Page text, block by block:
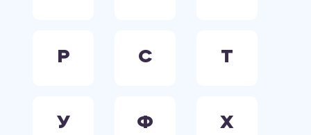
Р С Т
У Ф Х